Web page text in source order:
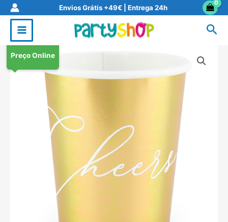
Skip
content
Envios Grátis +49€ | Entrega 24h
Preço Online